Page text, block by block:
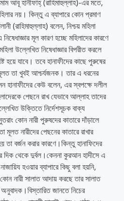
আবূ হানীফাহ্ (রাহিমাহুল্লাহ)-এর মতে,
নয়। কিন্তু এ ব্যাপারে কোন প্রমাণ
(রাহিমাহুল্লাহ) বলেন, নিশ্চয় মহিলা
মূল কারণ হচ্ছে মহিলাদের কারণে
উল্লেখিত নিষেধাজ্ঞার বিপরীত করলে
হয়ে যাবে। তবে হানাফীদের কাছে পুরুষের
মূলত তা খুবই আশ্চর্যজনক। তার এ ধরনের
হানাফীদের কেউ বলেন, এর স্বপক্ষে দলীল
পেছনে রাখ যেভাবে আল্লাহ তাদের
উক্তিতে নির্দেশসূচক বাক্য
কোন নারী পুরুষদের কাতারে দাঁড়ালে
মূলত নারীদের পেছনের কাতারে রাখার
তা বর্জন করার কারণে।কিন্তু হানাফিদের
থেকে দুর্বল।কেননা কুরআন হাদীসে এ
হওয়ার ব্যাপারে কিছু বলা হয়নি,
নারী সালাত আদায় করছে তার সালাত
অনুবাদক।বিস্তারিত জানতে নিচের